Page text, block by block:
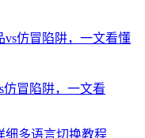
仿冒陷阱，一文看